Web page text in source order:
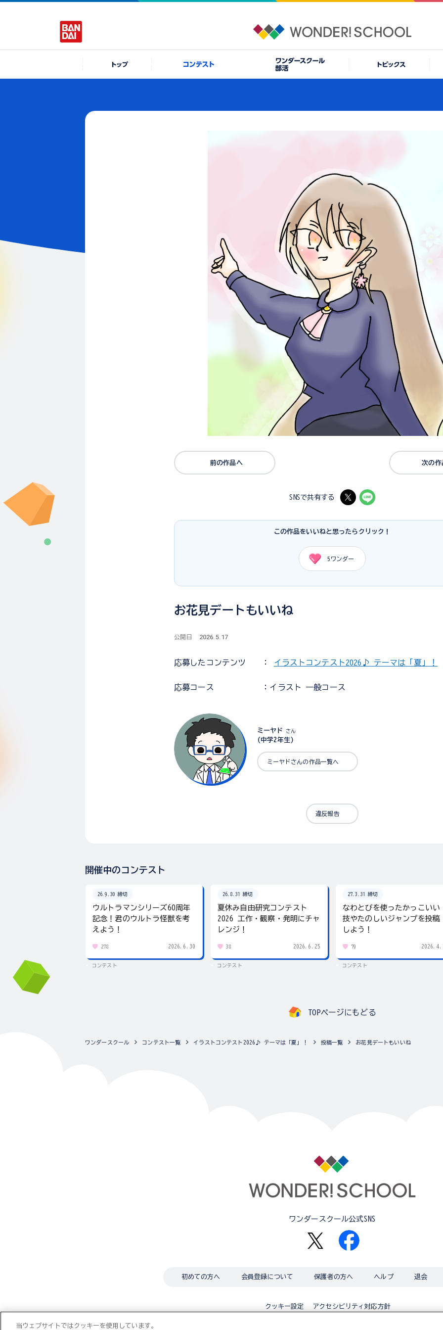
前の作品へ 次の作
SNSで共有する
この作品をいいねと思ったらクリック！
5 ワンダー
お花見デートもいいね
公開日 2026.5.17
応募した コンテンツ ： イラストコンテスト2026♪ テーマは「夏」！
応募コース ：イラスト 一般コース
ミーヤド さん
(中学2年生)
ミーヤドさんの作品一覧へ
違反報告
開催中のコンテスト
26.9.30 締切
ウルトラマンシリーズ60周年
記念！君のウルトラ怪獣を考
えよう！
278 2026.6.30
コンテスト
26.8.31 締切
夏休み自由研究コンテスト
2026 工作・観察・発明にチャ
レンジ！
38 2026.6.25
コンテスト
27.3.31 締切
なわとびを使ったかっこいい
技やたのしいジャンプを投稿
しよう！
79
コンテスト
TOPページにもどる
ワンダースクール コンテスト一覧 イラストコンテスト2026♪ テーマは「夏」！ 投稿一覧 お花見デートもいいね
ワンダースクール公式SNS
初めての方へ 会員登録について 保護者の方へ ヘルプ 退会
クッキー設定 アクセシビリティ対応方針
当ウェブサイトではクッキーを使用しています。